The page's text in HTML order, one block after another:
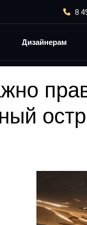
Дизайнерам
8